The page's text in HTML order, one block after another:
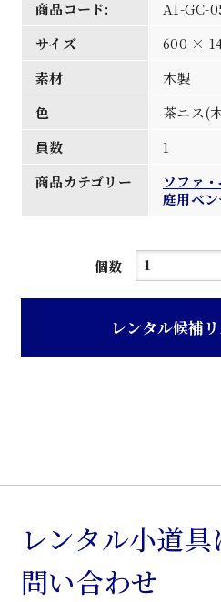
商品コード:
A1-GC-
サイズ
600 ×
素材
木製
色
茶ニス(
員数
1
商品カテゴリー
ソファ
庭用ベン
個数
茶
木
チ
ソ
フ
レンタル候補
レンタル小道
問い合わせ